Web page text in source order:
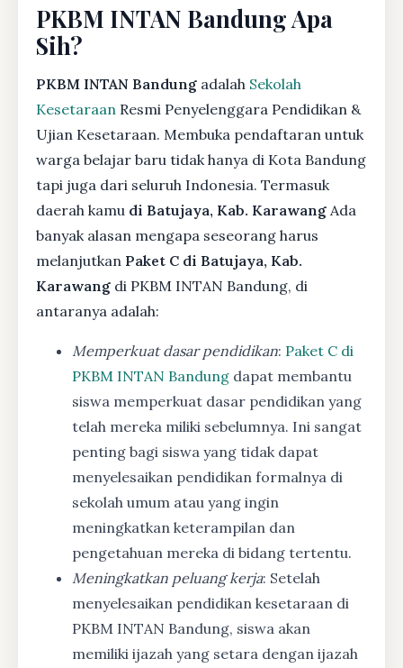
PKBM INTAN Bandung Apa
Sih?
PKBM INTAN Bandung adalah Sekolah
Kesetaraan Resmi Penyelenggara Pendidikan &
Ujian Kesetaraan. Membuka pendaftaran untuk
warga belajar baru tidak hanya di Kota Bandung
tapi juga dari seluruh Indonesia. Termasuk
daerah kamu di Batujaya, Kab. Karawang Ada
banyak alasan mengapa seseorang harus
melanjutkan Paket C di Batujaya, Kab.
Karawang di PKBM INTAN Bandung, di
antaranya adalah:
Memperkuat dasar pendidikan: Paket C di
PKBM INTAN Bandung dapat membantu
siswa memperkuat dasar pendidikan yang
telah mereka miliki sebelumnya. Ini sangat
penting bagi siswa yang tidak dapat
menyelesaikan pendidikan formalnya di
sekolah umum atau yang ingin
meningkatkan keterampilan dan
pengetahuan mereka di bidang tertentu.
Meningkatkan peluang kerja: Setelah
menyelesaikan pendidikan kesetaraan di
PKBM INTAN Bandung, siswa akan
memiliki ijazah yang setara dengan ijazah